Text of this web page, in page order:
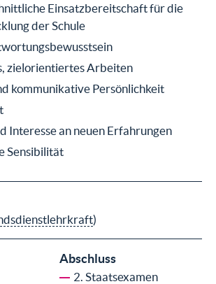
Einsatzbereitschaft für die
der Schule
zielorientiertes Arbeiten
kommunikative Persönlichkeit
Interesse an neuen Erfahrungen
Sensibilität
)
Abschluss
2. Staatsexamen